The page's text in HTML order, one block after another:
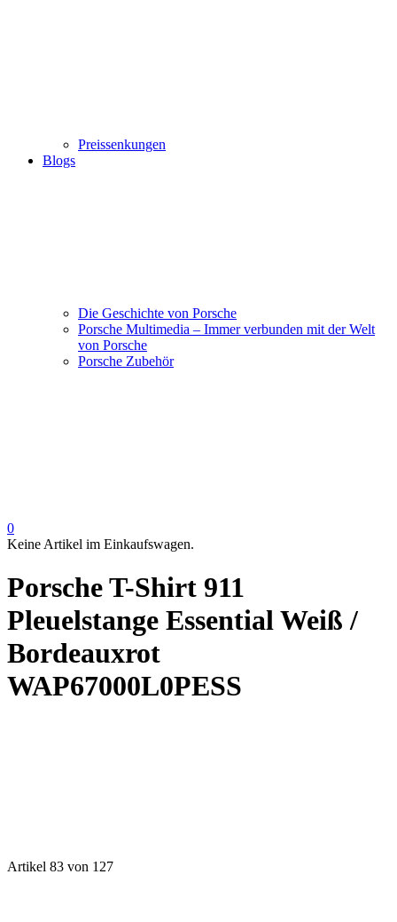
Preissenkungen
Blogs
Die Geschichte von Porsche
Porsche Multimedia – Immer verbunden mit der Welt
von Porsche
Porsche Zubehör
0
Keine Artikel im Einkaufswagen.
Porsche T-Shirt 911
Pleuelstange Essential Weiß /
Bordeauxrot
WAP67000L0PESS
Artikel 83 von 127